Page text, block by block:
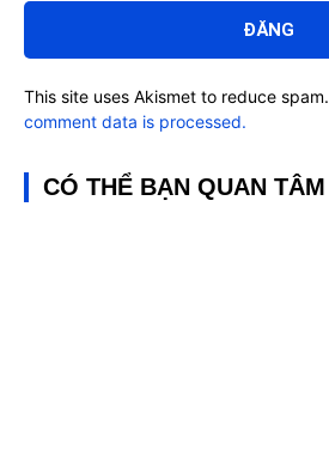
luận:
This site uses Akismet to reduce spam.
comment data is processed.
CÓ THỂ BẠN QUAN TÂM